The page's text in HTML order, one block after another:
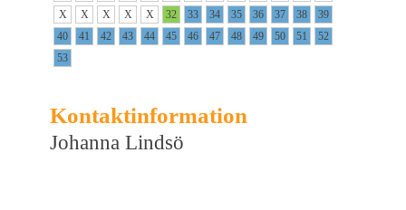
X
X X X X 32 33 34 35 36 37 38
39
40
41 42 43 44 45 46 47 48 49 50 51
52
53
Kontaktinformation
Johanna Lindsö